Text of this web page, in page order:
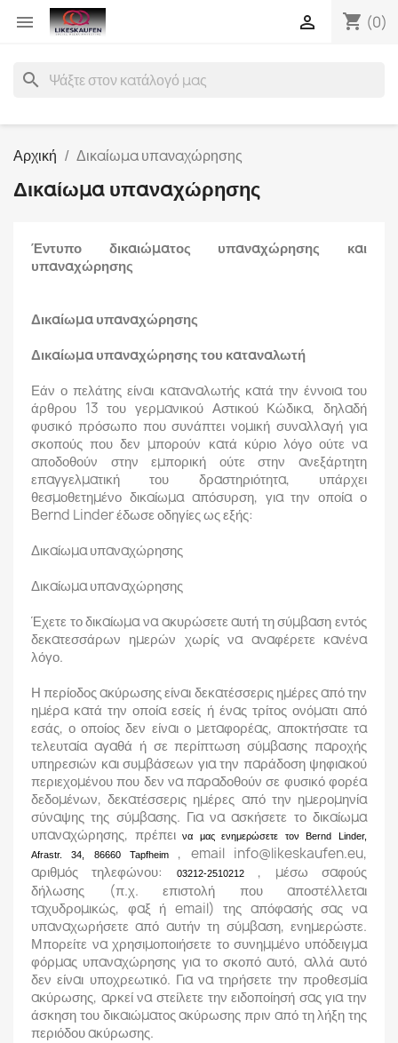
 shopping_cart (0)

search
Αρχική Δικαίωμα υπαναχώρησης
Δικαίωμα υπαναχώρησης
Έντυπο δικαιώματος υπαναχώρησης και
υπαναχώρησης
Δικαίωμα υπαναχώρησης
Δικαίωμα υπαναχώρησης του καταναλωτή
Εάν ο πελάτης είναι καταναλωτής κατά την έννοια του
άρθρου 13 του γερμανικού Αστικού Κώδικα, δηλαδή
φυσικό πρόσωπο που συνάπτει νομική συναλλαγή για
σκοπούς που δεν μπορούν κατά κύριο λόγο ούτε να
αποδοθούν στην εμπορική ούτε στην ανεξάρτητη
επαγγελματική του δραστηριότητα, υπάρχει
θεσμοθετημένο δικαίωμα απόσυρση, για την οποία ο
Bernd Linder έδωσε οδηγίες ως εξής:
Δικαίωμα υπαναχώρησης
Δικαίωμα υπαναχώρησης
Έχετε το δικαίωμα να ακυρώσετε αυτή τη σύμβαση εντός
δεκατεσσάρων ημερών χωρίς να αναφέρετε κανένα
λόγο.
Η περίοδος ακύρωσης είναι δεκατέσσερις ημέρες από την
ημέρα κατά την οποία εσείς ή ένας τρίτος ονόματι από
εσάς, ο οποίος δεν είναι ο μεταφορέας, αποκτήσατε τα
τελευταία αγαθά ή σε περίπτωση σύμβασης παροχής
υπηρεσιών και συμβάσεων για την παράδοση ψηφιακού
περιεχομένου που δεν να παραδοθούν σε φυσικό φορέα
δεδομένων, δεκατέσσερις ημέρες από την ημερομηνία
σύναψης της σύμβασης. Για να ασκήσετε το δικαίωμα
υπαναχώρησης, πρέπεινα μας ενημερώσετε τον Bernd Linder,
Afrastr. 34, 86660 Tapfheim
, email info@likeskaufen.eu,
αριθμός τηλεφώνου:
03212-2510212, μέσω σαφούς
δήλωσης (π.χ. επιστολή που αποστέλλεται
ταχυδρομικώς, φαξ ή email) της απόφασής σας να
υπαναχωρήσετε από αυτήν τη σύμβαση, ενημερώστε.
Μπορείτε να χρησιμοποιήσετε το συνημμένο υπόδειγμα
φόρμας υπαναχώρησης για το σκοπό αυτό, αλλά αυτό
δεν είναι υποχρεωτικό. Για να τηρήσετε την προθεσμία
ακύρωσης, αρκεί να στείλετε την ειδοποίησή σας για την
άσκηση του δικαιώματος ακύρωσης πριν από τη λήξη της
περιόδου ακύρωσης.